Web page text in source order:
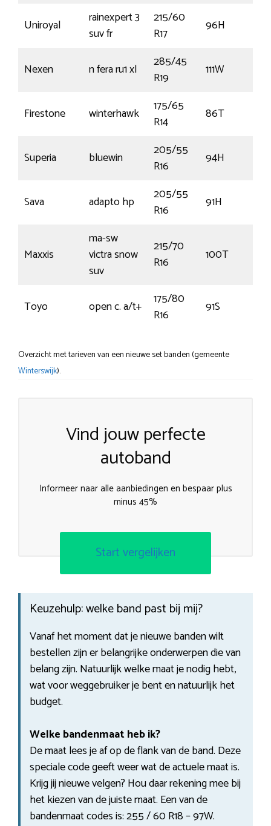
Uniroyal
rainexpert 3
suv fr
215/60
R17
96H
Nexen n fera ru1 xl
285/45
R19
111W
Firestone winterhawk
175/65
R14
86T
Superia bluewin
205/55
R16
94H
Sava adapto hp
205/55
R16
91H
Maxxis
ma-sw
victra snow
suv
215/70
R16
100T
Toyo open c. a/t+
175/80
R16
91S
Overzicht met tarieven van een nieuwe set banden (gemeente
Winterswijk).
Vind jouw perfecte
autoband
Informeer naar alle aanbiedingen en bespaar plus
minus 45%
Start vergelijken
Keuzehulp: welke band past bij mij?
Vanaf het moment dat je nieuwe banden wilt
bestellen zijn er belangrijke onderwerpen die van
belang zijn. Natuurlijk welke maat je nodig hebt,
wat voor weggebruiker je bent en natuurlijk het
budget.
Welke bandenmaat heb ik?
De maat lees je af op de flank van de band. Deze
speciale code geeft weer wat de actuele maat is.
Krijg jij nieuwe velgen? Hou daar rekening mee bij
het kiezen van de juiste maat. Een van de
bandenmaat codes is: 255 / 60 R18 – 97W.